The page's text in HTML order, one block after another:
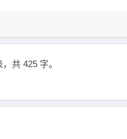
，共 425 字。